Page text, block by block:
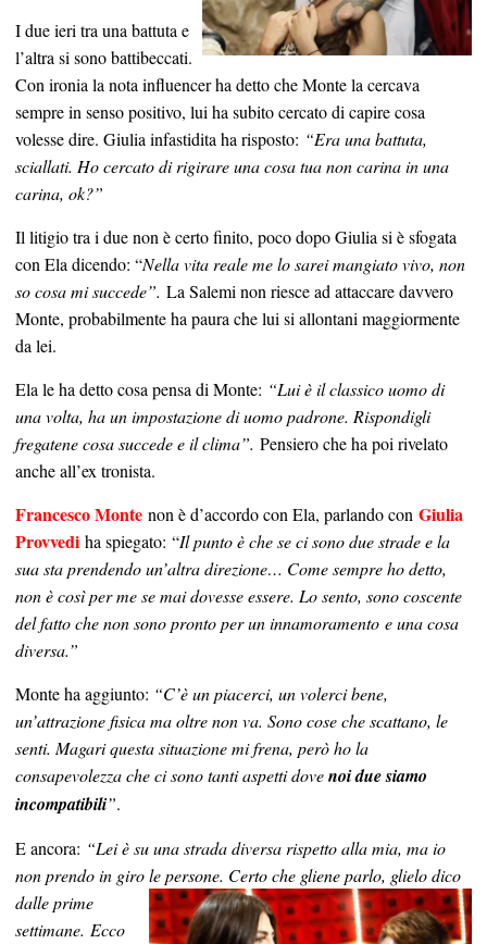
I due ieri tra una battuta e
l’altra si sono battibeccati.
Con ironia la nota influencer ha detto che Monte la cercava
sempre in senso positivo, lui ha subito cercato di capire cosa
volesse dire. Giulia infastidita ha risposto: “Era una battuta,
sciallati. Ho cercato di rigirare una cosa tua non carina in una
carina, ok?”
Il litigio tra i due non è certo finito, poco dopo Giulia si è sfogata
con Ela dicendo: “Nella vita reale me lo sarei mangiato vivo, non
so cosa mi succede”. La Salemi non riesce ad attaccare davvero
Monte, probabilmente ha paura che lui si allontani maggiormente
da lei.
Ela le ha detto cosa pensa di Monte: “Lui è il classico uomo di
una volta, ha un impostazione di uomo padrone. Rispondigli
fregatene cosa succede e il clima”. Pensiero che ha poi rivelato
anche all’ex tronista.
Francesco Monte non è d’accordo con Ela, parlando con Giulia
Provvedi ha spiegato: “Il punto è che se ci sono due strade e la
sua sta prendendo un’altra direzione… Come sempre ho detto,
non è così per me se mai dovesse essere. Lo sento, sono coscente
del fatto che non sono pronto per un innamoramento e una cosa
diversa.”
Monte ha aggiunto: “C’è un piacerci, un volerci bene,
un’attrazione fisica ma oltre non va. Sono cose che scattano, le
senti. Magari questa situazione mi frena, però ho la
consapevolezza che ci sono tanti aspetti dovenoi due siamo
incompatibili”.
E ancora: “Lei è su una strada diversa rispetto alla mia, ma io
non prendo in giro le persone. Certo che gliene parlo, glielo dico
dalle prime
settimane. Ecco